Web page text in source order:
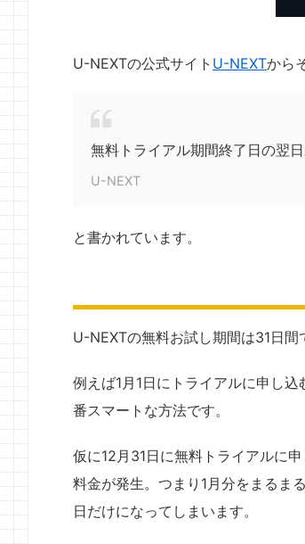
U-NEXTの公式サイト U-NEXTから
無料トライアル期間終了日の翌
U-NEXT
と書かれています。
U-NEXTの無料お試し期間は31日間
例えば1月1日にトライアルに申し
番スマートな方法です。
仮に12月31日に無料トライアルに
料金が発生。つまり1月分をまるま
日だけになってしまいます。